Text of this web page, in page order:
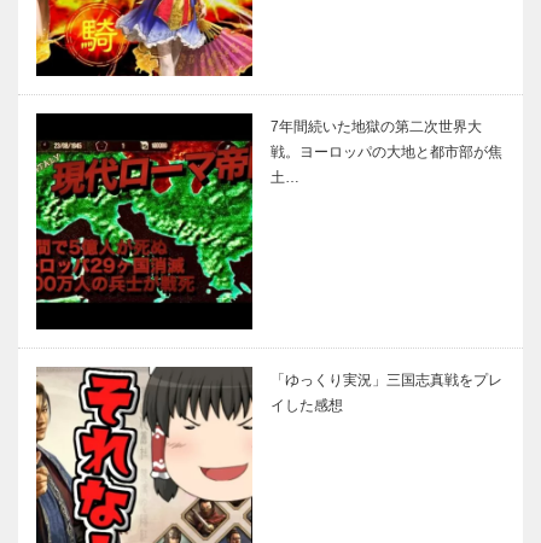
7年間続いた地獄の第二次世界大
戦。ヨーロッパの大地と都市部が焦
土…
「ゆっくり実況」三国志真戦をプレ
イした感想